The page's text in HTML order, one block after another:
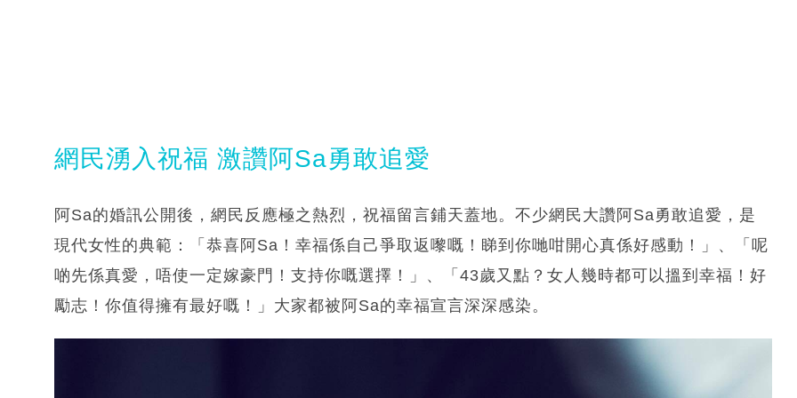
網民湧入祝福 激讚阿Sa勇敢追愛
阿Sa的婚訊公開後，網民反應極之熱烈，祝福留言鋪天蓋地。不少網民大讚阿Sa勇敢追愛，是
現代女性的典範：「恭喜阿Sa！幸福係自己爭取返嚟嘅！睇到你哋咁開心真係好感動！」、「呢
啲先係真愛，唔使一定嫁豪門！支持你嘅選擇！」、「43歲又點？女人幾時都可以搵到幸福！好
勵志！你值得擁有最好嘅！」大家都被阿Sa的幸福宣言深深感染。